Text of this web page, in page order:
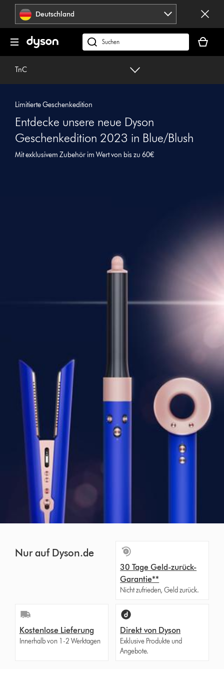
Navigation
überspringenDeutschland
dyson.de
durchsuchen
ist
TnC
Limitierte Geschenkedition
Entdecke unsere neue Dyson
Geschenkedition 2023 in Blue/Blush
Mit exklusivem Zubehör im Wert von bis zu 60€
Nur auf Dyson.de
30 Tage Geld-zurück-
Garantie**
Nicht zufrieden, Geld zurück.
Kostenlose Lieferung
Innerhalb von 1-2 Werktagen
Direkt von Dyson
Exklusive Produkte und
Angebote.